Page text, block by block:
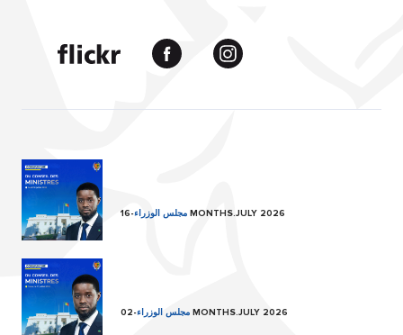
مجلس الوزراء- 16 MONTHS.JULY 2026
مجلس الوزراء- 02 MONTHS.JULY 2026